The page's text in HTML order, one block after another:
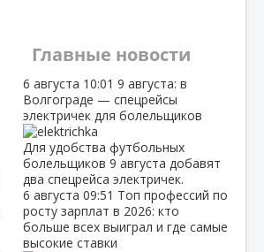
Главные новости
6 августа 10:01 9 августа: в
Волгограде — спецрейсы
электричек для болельщиков
Для удобства футбольных
болельщиков 9 августа добавят
два спецрейса электричек.
6 августа 09:51 Топ профессий по
росту зарплат в 2026: кто
больше всех выиграл и где самые
высокие ставки